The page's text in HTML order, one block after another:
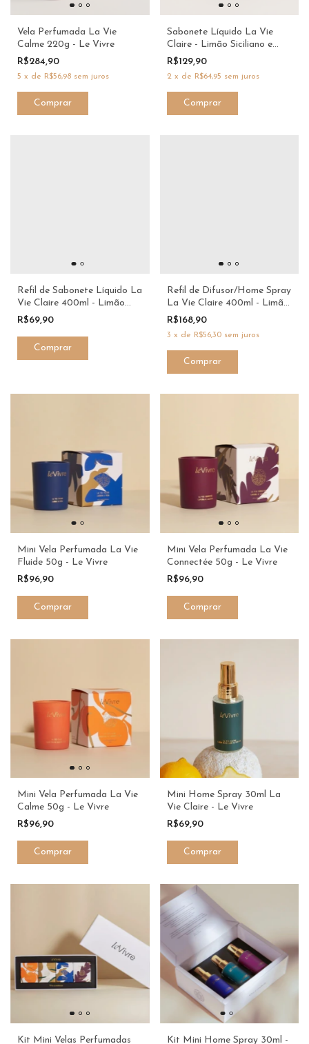
Vela Perfumada La Vie
Calme 220g - Le Vivre
R$284,90
5 x de R$56,98 sem juros
Sabonete Líquido La Vie
Claire - Limão Siciliano e
Vetiver 250ml - Le Vivre
R$129,90
2 x de R$64,95 sem juros
Refil de Sabonete Líquido La
Vie Claire 400ml - Limão
Siciliano e Vetiver - Le Vivre
R$69,90
Refil de Difusor/Home Spray
La Vie Claire 400ml - Limão
Siciliano e Vetiver - Le Vivre
R$168,90
3 x de R$56,30 sem juros
Mini Vela Perfumada La Vie
Fluide 50g - Le Vivre
R$96,90
Mini Vela Perfumada La Vie
Connectée 50g - Le Vivre
R$96,90
Mini Vela Perfumada La Vie
Calme 50g - Le Vivre
R$96,90
Mini Home Spray 30ml La
Vie Claire - Le Vivre
R$69,90
Kit Mini Velas Perfumadas Kit Mini Home Spray 30ml -